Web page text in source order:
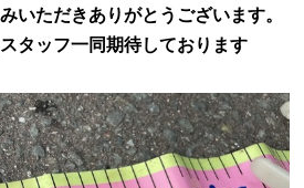
いただきありがとうございます。
タッフ一同期待しております